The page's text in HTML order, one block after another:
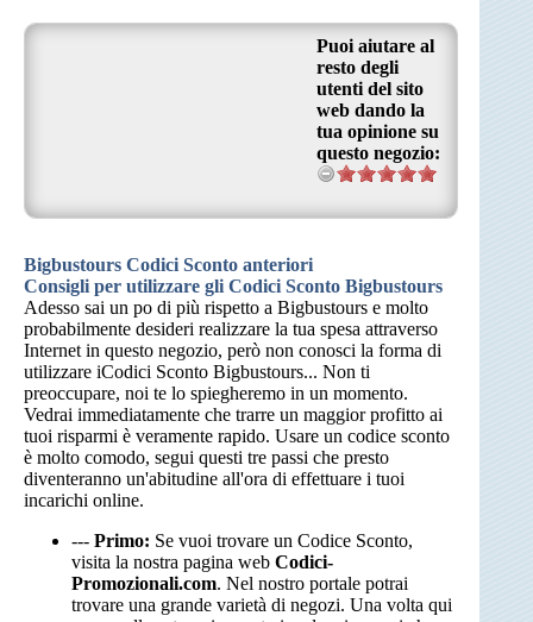
Puoi aiutare al
resto degli
utenti del sito
web dando la
tua opinione su
questo negozio:
Bigbustours Codici Sconto anteriori
Consigli per utilizzare gli Codici Sconto Bigbustours
Adesso sai un po di più rispetto a Bigbustours e molto
probabilmente desideri realizzare la tua spesa attraverso
Internet in questo negozio, però non conosci la forma di
utilizzare iCodici Sconto Bigbustours... Non ti
preoccupare, noi te lo spiegheremo in un momento.
Vedrai immediatamente che trarre un maggior profitto ai
tuoi risparmi è veramente rapido. Usare un codice sconto
è molto comodo, segui questi tre passi che presto
diventeranno un'abitudine all'ora di effettuare i tuoi
incarichi online.
--- Primo: Se vuoi trovare un Codice Sconto,
visita la nostra pagina web Codici-
Promozionali.com. Nel nostro portale potrai
trovare una grande varietà di negozi. Una volta qui